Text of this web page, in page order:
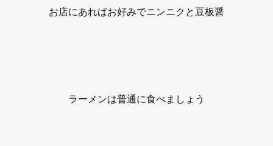
お店にあればお好みでニンニクと豆板醤
ラーメンは普通に食べましょう